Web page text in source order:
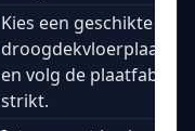
Kies een geschikte
en volg de
strikt.